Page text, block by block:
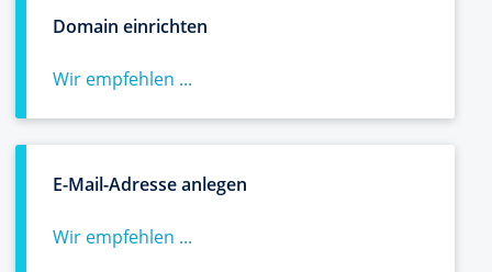
Domain einrichten
Wir empfehlen ...
E-Mail-Adresse anlegen
Wir empfehlen ...